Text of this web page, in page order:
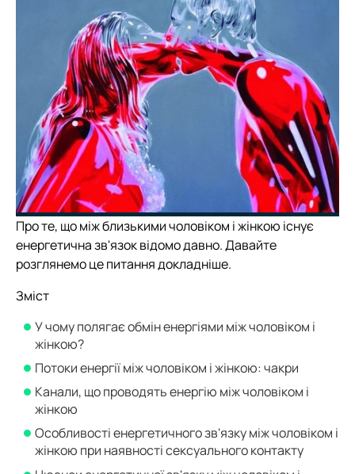
Про те, що між близькими чоловіком і жінкою існує
енергетична зв'язок відомо давно. Давайте
розглянемо це питання докладніше.
Зміст
У чому полягає обмін енергіями між чоловіком і
жінкою?
Потоки енергії між чоловіком і жінкою: чакри
Канали, що проводять енергію між чоловіком і
жінкою
Особливості енергетичного зв'язку між чоловіком і
жінкою при наявності сексуального контакту